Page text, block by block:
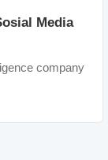
Media
company